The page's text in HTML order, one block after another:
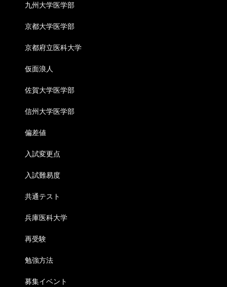
九州大学医学部
京都大学医学部
京都府立医科大学
仮面浪人
佐賀大学医学部
信州大学医学部
偏差値
入試変更点
入試難易度
共通テスト
兵庫医科大学
再受験
勉強方法
募集イベント